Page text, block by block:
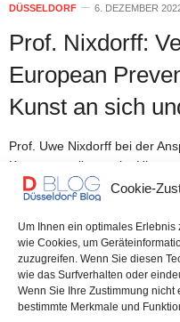
Cookie-
Um Ihnen ein optimales
wie Cookies, um
zuzugreifen. Wenn Sie diesen
wie das Surfverhalten oder
Wenn Sie Ihre Zustimmung
bestimmte Merkmale und
DÜSSELDORF 6. DEZEMBER
Prof. Nixdorff:
European
Kunst an sich
Prof. Uwe Nixdorff bei der
Kunstausstellung – im
IMPRESSUM